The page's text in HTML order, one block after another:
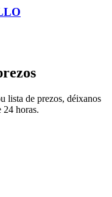
lista de prezos, déixanos
24 horas.